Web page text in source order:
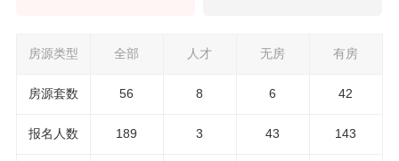
房源类型 全部 人才 无房 有房
房源套数 56 8 6 42
报名 人数 189 3 43 143